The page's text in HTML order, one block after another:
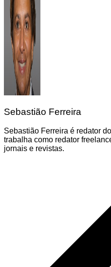
Sebastião Ferreira
Sebastião Ferreira é redator
trabalha como redator
jornais e revistas.